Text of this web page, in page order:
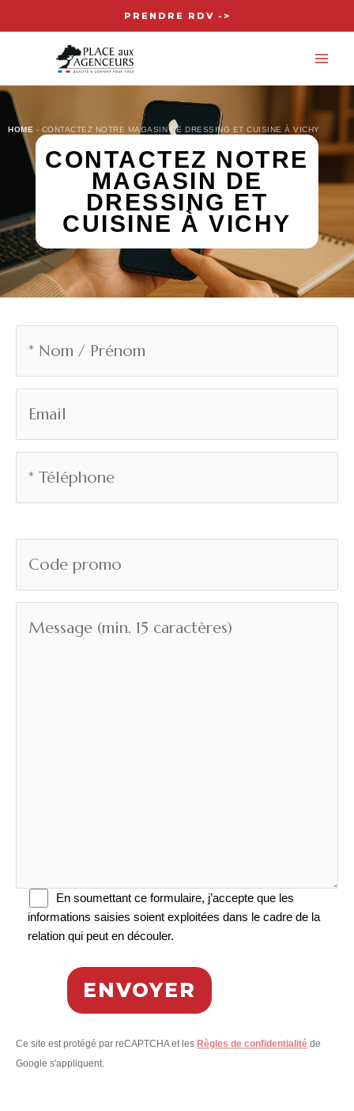
PRENDRE RDV ->
HOME - CONTACTEZ NOTRE MAGASIN DE DRESSING ET CUISINE À VICHY
CONTACTEZ NOTRE
MAGASIN DE
DRESSING ET
CUISINE À VICHY
En soumettant ce formulaire, j’accepte que les
informations saisies soient exploitées dans le cadre de la
relation qui peut en découler.
Ce site est protégé par reCAPTCHA et les Règles de confidentialité de
Google s'appliquent.